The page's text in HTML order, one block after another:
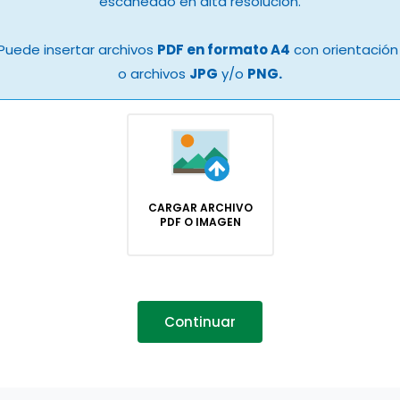
insertar archivos PDF en formato A4 con
o archivos JPG y/o PNG.
CARGAR ARCHIVO
PDF O IMAGEN
Continuar